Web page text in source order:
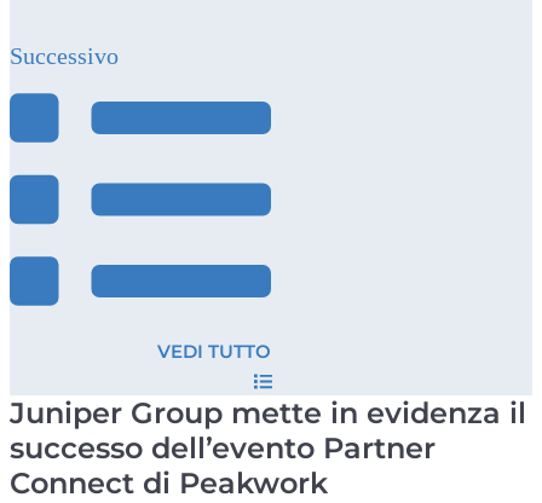
Successivo
VEDI TUTTO
Juniper Group mette in evidenza il
successo dell’evento Partner
Connect di Peakwork